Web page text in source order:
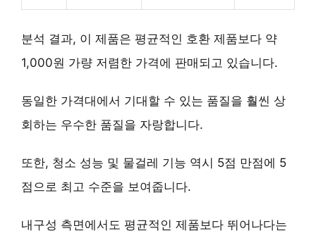
분석 결과, 이 제품은 평균적인 호환 제품보다 약
1,000원 가량 저렴한 가격에 판매되고 있습니다.
동일한 가격대에서 기대할 수 있는 품질을 훨씬 상
회하는 우수한 품질을 자랑합니다.
또한, 청소 성능 및 물걸레 기능 역시 5점 만점에 5
점으로 최고 수준을 보여줍니다.
내구성 측면에서도 평균적인 제품보다 뛰어나다는